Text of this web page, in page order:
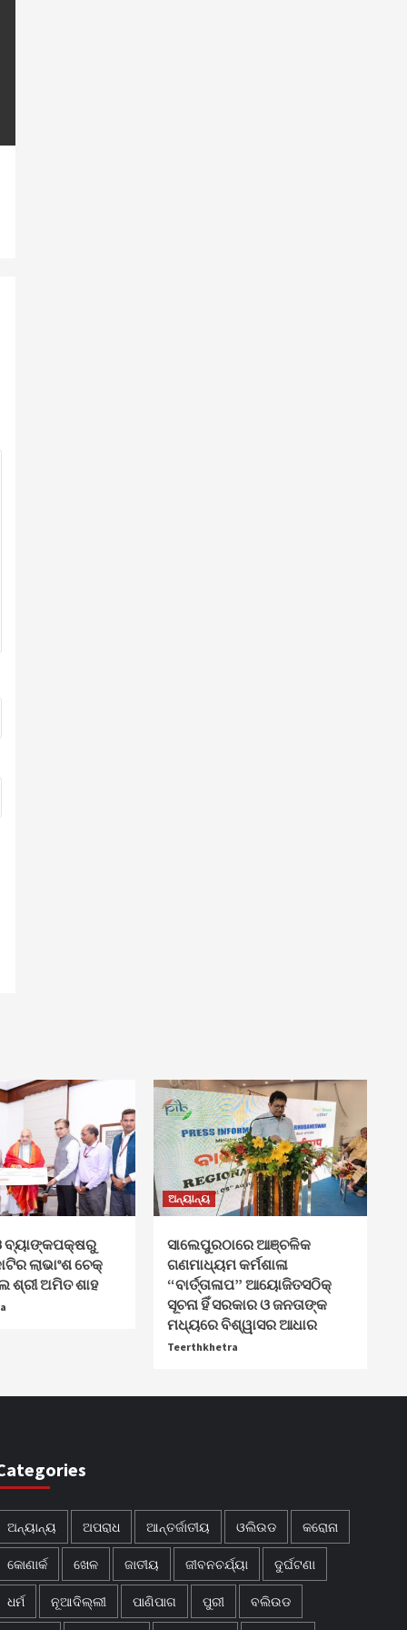
ଲାଭାଂଶ ଚେକ୍
ଶ୍ରୀ ଅମିତ ଶାହ
ଅନ୍ୟାନ୍ୟ
ସାଲେପୁରଠାରେ ଆଞ୍ଚଳିକ
ଗଣମାଧ୍ୟମ କର୍ମଶାଳା
“ବାର୍ତ୍ତାଳାପ” ଆୟୋଜିତସଠିକ୍
ସୂଚନା ହିଁ ସରକାର ଓ ଜନତାଙ୍କ
ମଧ୍ୟରେ ବିଶ୍ୱାସର ଆଧାର
Teerthkhetra
ଅନ୍ୟାନ୍ୟ ଅପରାଧ ଆନ୍ତର୍ଜାତୀୟ ଓଲିଉଡ କରୋନା
କୋଣାର୍କ ଖେଳ ଜାତୀୟ ଜୀବନଚର୍ଯ୍ୟା ଦୁର୍ଘଟଣା
ଧର୍ମ ନୂଆଦିଲ୍ଲୀ ପାଣିପାଗ ପୁରୀ ବଲିଉଡ